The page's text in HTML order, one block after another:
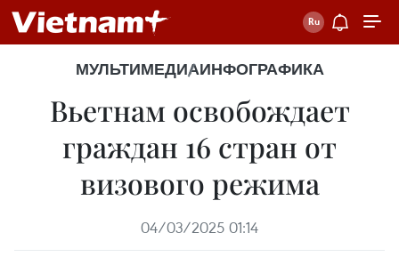
МУЛЬТИМЕДИАИНФОГРАФИКА
Вьетнам освобождает
граждан 16 стран от
визового режима
04/03/2025 01:14